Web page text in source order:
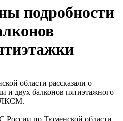
подробности
области рассказали о
и двух балконов пятиэтажного
по Тюменской области